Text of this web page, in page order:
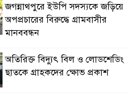
জগন্নাথপুরে ইউপি সদস্যকে জড়িয়ে
অপপ্রচারের বিরুদ্ধে গ্রামবাসীর
মানববন্ধন
অতিরিক্ত বিদ্যুৎ বিল ও লোডশেডিং
ছাতকে গ্রাহকদের ক্ষোভ প্রকাশ